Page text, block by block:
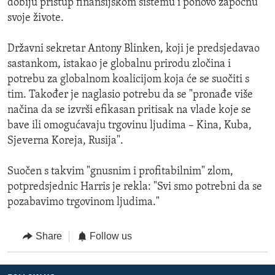
dobiju pristup finansijskom sistemu i ponovo započnu
svoje živote.
Državni sekretar Antony Blinken, koji je predsjedavao
sastankom, istakao je globalnu prirodu zločina i
potrebu za globalnom koalicijom koja će se suočiti s
tim. Također je naglasio potrebu da se "pronađe više
načina da se izvrši efikasan pritisak na vlade koje se
bave ili omogućavaju trgovinu ljudima – Kina, Kuba,
Sjeverna Koreja, Rusija".
Suočen s takvim "gnusnim i profitabilnim" zlom,
potpredsjednic Harris je rekla: "Svi smo potrebni da se
pozabavimo trgovinom ljudima."
Share Follow us